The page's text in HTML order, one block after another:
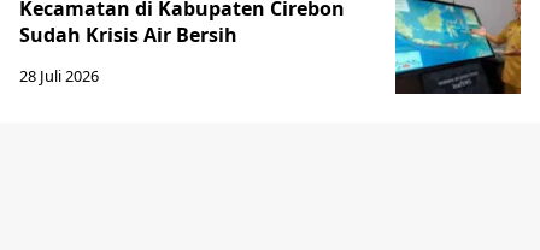
Kecamatan di Kabupaten Cirebon
Sudah Krisis Air Bersih
28 Juli 2026